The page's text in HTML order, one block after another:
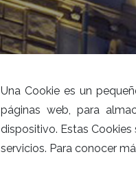
Una Cookie es un
páginas web, para
dispositivo. Estas
servicios. Para conocer